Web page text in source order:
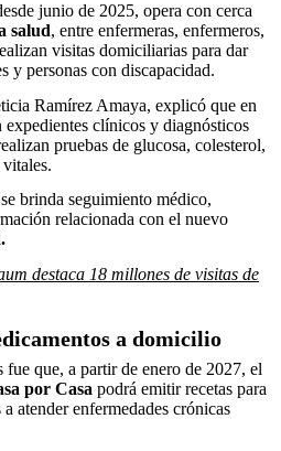
junio de 2025, opera con cerca
salud, entre enfermeras, enfermeros,
visitas domiciliarias para dar
y personas con discapacidad.
Ramírez Amaya, explicó que en
expedientes clínicos y diagnósticos
pruebas de glucosa, colesterol,
brinda seguimiento médico,
relacionada con el nuevo
destaca 18 millones de visitas de
a domicilio
que, a partir de enero de 2027, el
por Casa podrá emitir recetas para
a atender enfermedades crónicas